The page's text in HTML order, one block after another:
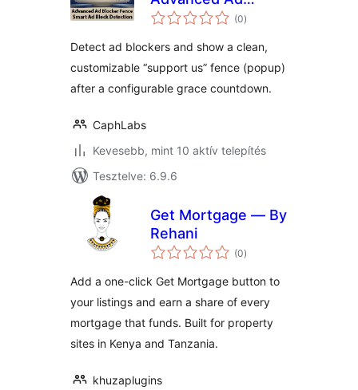
Blocker Fence
(0értékelés
összesen
)
Detect ad blockers and show a clean,
customizable “support us” fence (popup)
after a configurable grace countdown.
CaphLabs
Kevesebb, mint 10 aktív telepítés
Tesztelve: 6.9.6
Get Mortgage — By
Rehani
(0értékelés
összesen
)
Add a one-click Get Mortgage button to
your listings and earn a share of every
mortgage that funds. Built for property
sites in Kenya and Tanzania.
khuzaplugins